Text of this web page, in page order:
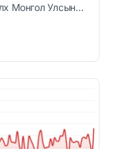
Монгол Улсын